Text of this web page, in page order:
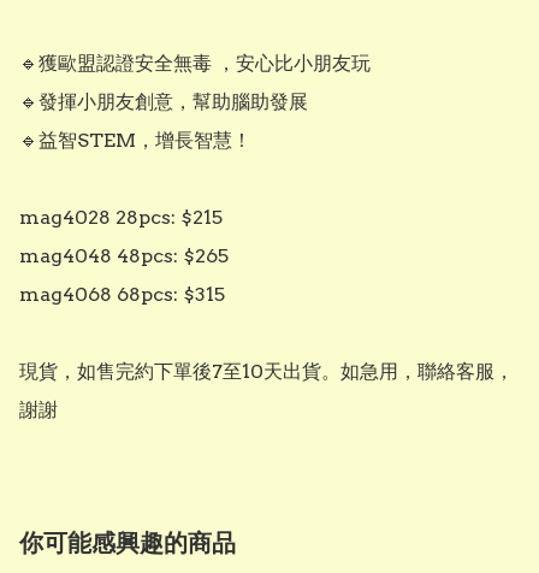
🔹️獲歐盟認證安全無毒 ，安心比小朋友玩
🔹️發揮小朋友創意，幫助腦助發展
🔹️益智STEM，增長智慧！
mag4028 28pcs: $215
mag4048 48pcs: $265
mag4068 68pcs: $315
現貨，如售完約下單後7至10天出貨。如急用，聯絡客服，
謝謝
你可能感興趣的商品